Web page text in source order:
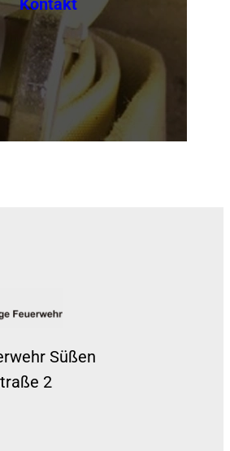
Kontakt
Süßen
2